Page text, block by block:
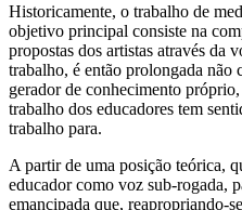
Historicamente, o trabalho de
objetivo principal consiste na
propostas dos artistas através da
trabalho, é então prolongada não
gerador de conhecimento
trabalho dos educadores tem
trabalho para.
A partir de uma posição teórica,
educador como voz sub-rogada,
emancipada que, reapropriando-